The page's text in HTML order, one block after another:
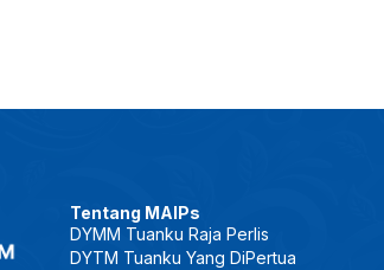
Tentang MAIPs
DYMM Tuanku Raja Perlis
DYTM Tuanku Yang DiPertua